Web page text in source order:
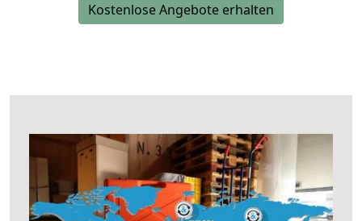
Kostenlose Angebote erhalten